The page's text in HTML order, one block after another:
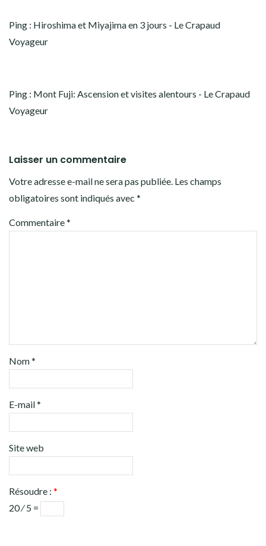
Ping : Hiroshima et Miyajima en 3 jours - Le Crapaud
Voyageur
Ping : Mont Fuji: Ascension et visites alentours - Le Crapaud
Voyageur
Laisser un commentaire
Votre adresse e-mail ne sera pas publiée. Les champs
obligatoires sont indiqués avec *
Commentaire*
Nom*
E-mail*
Site web
Résoudre : *
20 ⁄ 5 =